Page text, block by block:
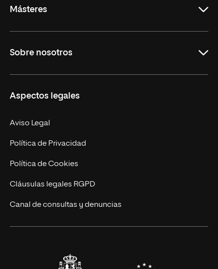
Másteres
Derecho
Empresa
MBA
Marketing y Comunicación
Ingeniería
Diseño
Ciencias de la Salud
Sobre nosotros
Nuestro Equipo
Contacto
Aspectos legales
Aviso Legal
Política de Privacidad
Política de Cookies
Cláusulas legales RGPD
Canal de consultas y denuncias